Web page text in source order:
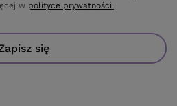
w polityce prywatności.
się